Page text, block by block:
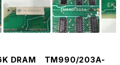
DRAM TM990/203A-